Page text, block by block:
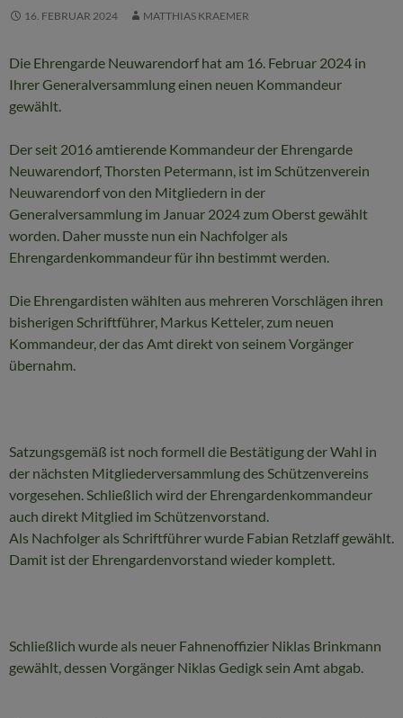
16. FEBRUAR 2024 MATTHIAS KRAEMER
Die Ehrengarde Neuwarendorf hat am 16. Februar 2024 in
Ihrer Generalversammlung einen neuen Kommandeur
gewählt.
Der seit 2016 amtierende Kommandeur der Ehrengarde
Neuwarendorf, Thorsten Petermann, ist im Schützenverein
Neuwarendorf von den Mitgliedern in der
Generalversammlung im Januar 2024 zum Oberst gewählt
worden. Daher musste nun ein Nachfolger als
Ehrengardenkommandeur für ihn bestimmt werden.
Die Ehrengardisten wählten aus mehreren Vorschlägen ihren
bisherigen Schriftführer, Markus Ketteler, zum neuen
Kommandeur, der das Amt direkt von seinem Vorgänger
übernahm.
Satzungsgemäß ist noch formell die Bestätigung der Wahl in
der nächsten Mitgliederversammlung des Schützenvereins
vorgesehen. Schließlich wird der Ehrengardenkommandeur
auch direkt Mitglied im Schützenvorstand.
Als Nachfolger als Schriftführer wurde Fabian Retzlaff gewählt.
Damit ist der Ehrengardenvorstand wieder komplett.
Schließlich wurde als neuer Fahnenoffizier Niklas Brinkmann
gewählt, dessen Vorgänger Niklas Gedigk sein Amt abgab.